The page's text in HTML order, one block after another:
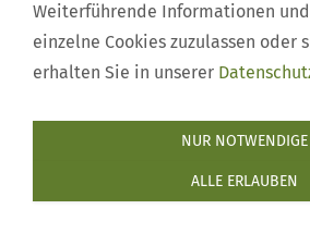
Weiterführende Informationen
einzelne Cookies zuzulassen oder
erhalten Sie in unserer
NUR NOTWENDIGE
ALLE ERLAUBEN